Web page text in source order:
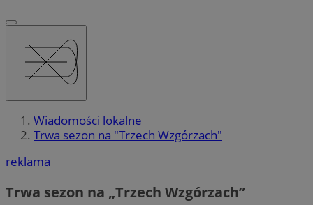
Wiadomości lokalne
Trwa sezon na "Trzech Wzgórzach"
reklama
Trwa sezon na „Trzech Wzgórzach”